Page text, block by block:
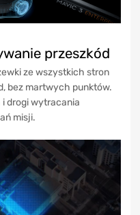
przeszkód
ze wszystkich stron
bez martwych punktów.
drogi wytracania
misji.